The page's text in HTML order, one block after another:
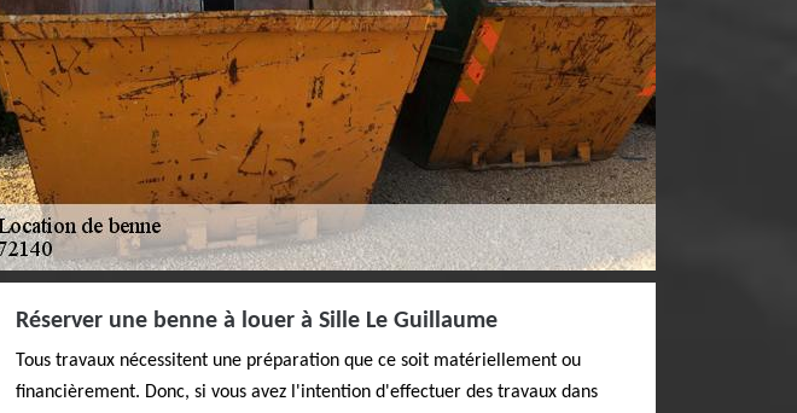
Réserver une benne à louer à Sille Le Guillaume
Tous travaux nécessitent une préparation que ce soit matériellement ou
financièrement. Donc, si vous avez l'intention d'effectuer des travaux dans